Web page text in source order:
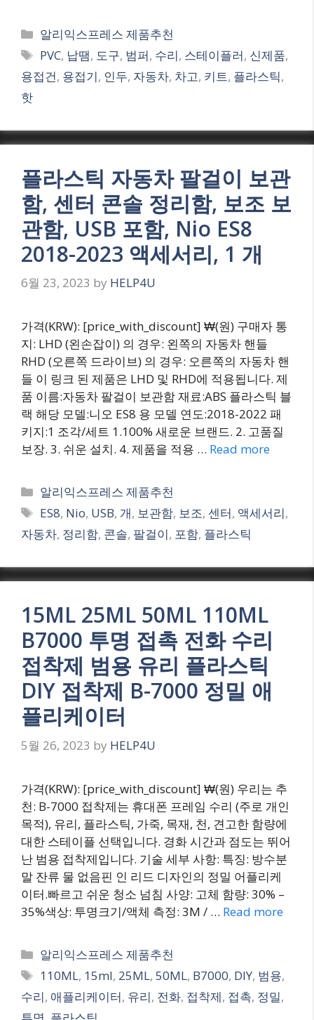
Categories
알리익스프레스 제품추천
Tags
PVC, 납땜, 도구, 범퍼, 수리, 스테이플러, 신제품,
용접건, 용접기, 인두, 자동차, 차고, 키트, 플라스틱,
핫
플라스틱 자동차 팔걸이 보관
함, 센터 콘솔 정리함, 보조 보
관함, USB 포함, Nio ES8
2018-2023 액세서리, 1 개
6월 23, 2023 by HELP4U
가격(KRW): [price_with_discount] ₩(원) 구매자 통
지: LHD (왼손잡이) 의 경우: 왼쪽의 자동차 핸들
RHD (오른쪽 드라이브) 의 경우: 오른쪽의 자동차 핸
들 이 링크 된 제품은 LHD 및 RHD에 적용됩니다. 제
품 이름:자동차 팔걸이 보관함 재료:ABS 플라스틱 블
랙 해당 모델:니오 ES8 용 모델 연도:2018-2022 패
키지:1 조각/세트 1.100% 새로운 브랜드. 2. 고품질
보장. 3. 쉬운 설치. 4. 제품을 적용 … Read more
Categories
알리익스프레스 제품추천
Tags
ES8, Nio, USB, 개, 보관함, 보조,센터, 액세서리,
자동차, 정리함, 콘솔, 팔걸이, 포함, 플라스틱
15ML 25ML 50ML 110ML
B7000 투명 접촉 전화 수리
접착제 범용 유리 플라스틱
DIY 접착제 B-7000 정밀 애
플리케이터
5월 26, 2023 by HELP4U
가격(KRW): [price_with_discount] ₩(원) 우리는 추
천: B-7000 접착제는 휴대폰 프레임 수리 (주로 개인
목적), 유리, 플라스틱, 가죽, 목재, 천, 견고한 함량에
대한 스테이플 선택입니다. 경화 시간과 점도는 뛰어
난 범용 접착제입니다. 기술 세부 사항: 특징: 방수분
말 잔류 물 없음핀 인 리드 디자인의 정밀 어플리케
이터.빠르고 쉬운 청소 넘침 사양: 고체 함량: 30% –
35%색상: 투명크기/액체 측정: 3M / … Read more
Categories
알리익스프레스 제품추천
Tags
110ML, 15ml, 25ML,50ML, B7000, DIY, 범용,
수리, 애플리케이터, 유리, 전화, 접착제, 접촉, 정밀,